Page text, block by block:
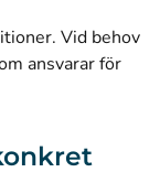
Vid behov
ansvarar för